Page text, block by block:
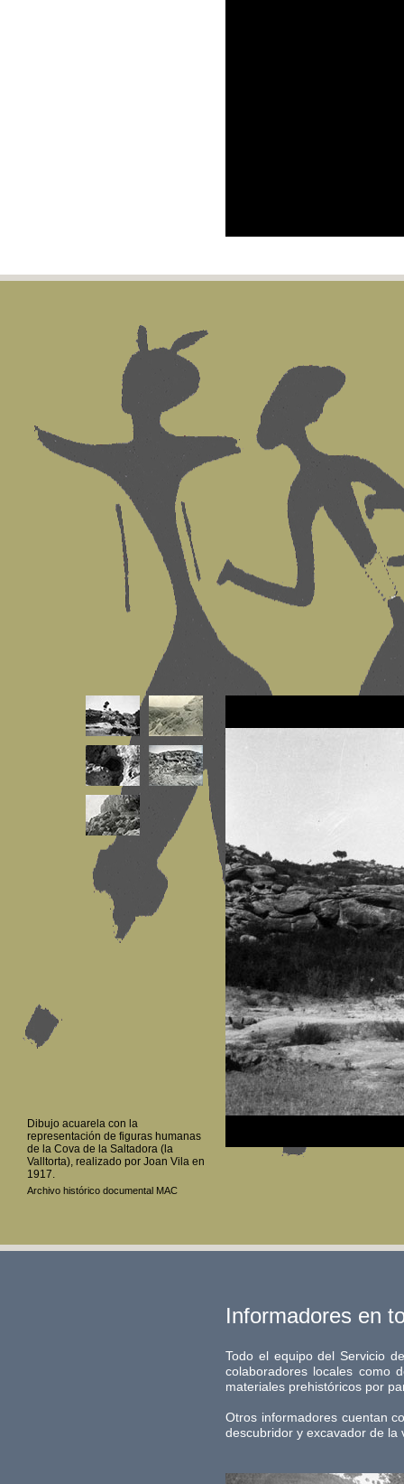
Dibujo acuarela con la
representación de figuras humanas
de la Cova de la Saltadora (la
Valltorta), realizado por Joan Vila en
1917.
Archivo histórico documental MAC
Informadores en
Todo el equipo del Servicio
colaboradores locales como
materiales prehistóricos por
Otros informadores cuentan
descubridor y excavador de la